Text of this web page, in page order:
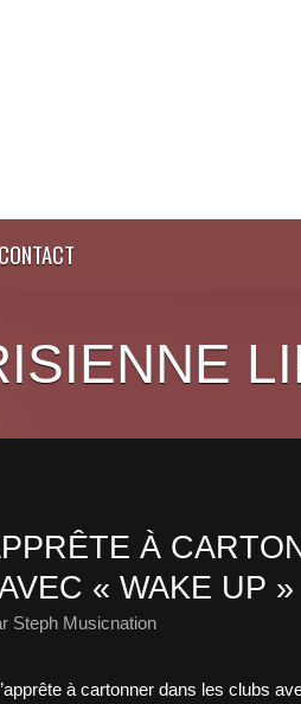
CONTACT
À
« WAKE UP »
Steph Musicnation